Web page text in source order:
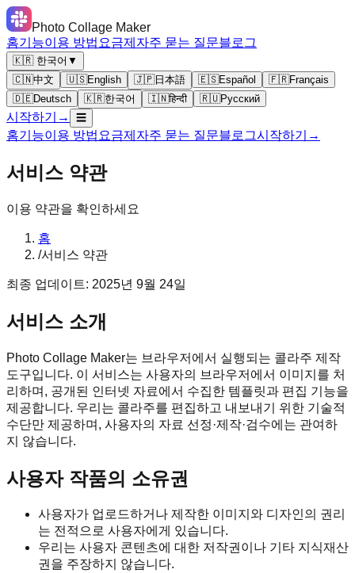
Photo Collage Maker
홈기능이용 방법 요금제 자주 묻는 질문블로그
🇰🇷 한국어 ▼
🇨🇳中文 🇺🇸English 🇯🇵日本語 🇪🇸Español 🇫🇷Français
🇩🇪Deutsch 🇰🇷한국어 🇮🇳हिन्दी 🇷🇺Русский
시작하기 → ☰
홈기능이용 방법 요금제 자주 묻는 질문블로그시작하기 →
서비스 약관
이용 약관을 확인하세요
홈
/서비스 약관
최종 업데이트: 2025년 9월 24일
서비스 소개
Photo Collage Maker는 브라우저에서 실행되는 콜라주 제작
도구입니다. 이 서비스는 사용자의 브라우저에서 이미지를 처
리하며, 공개된 인터넷 자료에서 수집한 템플릿과 편집 기능을
제공합니다. 우리는 콜라주를 편집하고 내보내기 위한 기술적
수단만 제공하며, 사용자의 자료 선정·제작·검수에는 관여하
지 않습니다.
사용자 작품의 소유권
사용자가 업로드하거나 제작한 이미지와 디자인의 권리
는 전적으로 사용자에게 있습니다.
우리는 사용자 콘텐츠에 대한 저작권이나 기타 지식재산
권을 주장하지 않습니다.